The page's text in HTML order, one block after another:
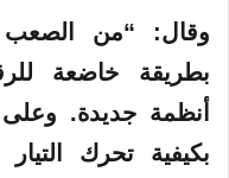
وقال: “من الصعب
بطريقة خاضعة
أنظمة جديدة.
بكيفية تحرك التيار